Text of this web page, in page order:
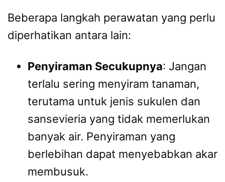
Beberapa langkah perawatan yang perlu
diperhatikan antara lain:
Penyiraman Secukupnya: Jangan
terlalu sering menyiram tanaman,
terutama untuk jenis sukulen dan
sansevieria yang tidak memerlukan
banyak air. Penyiraman yang
berlebihan dapat menyebabkan akar
membusuk.